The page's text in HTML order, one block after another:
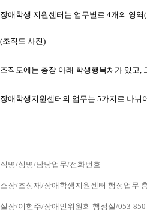
장애학생 지원센터는 업무별로 4개의 영역
(조직도 사진)
조직도에는 총장 아래 학생행복처가 있고
장애학생지원센터의 업무는 5가지로 나뉘
직명/성명/담당업무/전화번호
소장/조성재/장애학생지원센터 행정업무
실장/이현주/장애인위원회 행정실/053-